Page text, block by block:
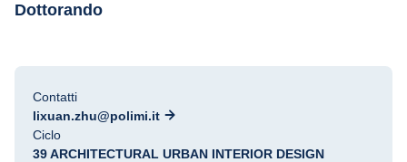
Dottorando
Contatti
lixuan.zhu@polimi.it
Ciclo
39 ARCHITECTURAL URBAN INTERIOR DESIGN